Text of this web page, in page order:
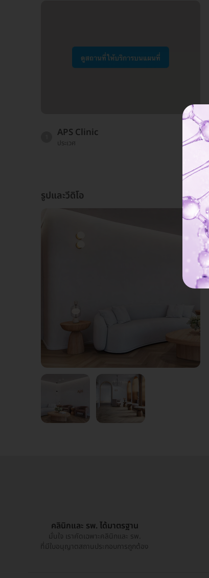
APS Clinic
ประเวศ
รูปและวีดิโอ
คลินิกและ รพ. ได้มาตรฐาน
มั่นใจ เราคัดเฉพาะคลินิกและ รพ.
ที่มีใบอนุญาตสถานประกอบการถูกต้อง